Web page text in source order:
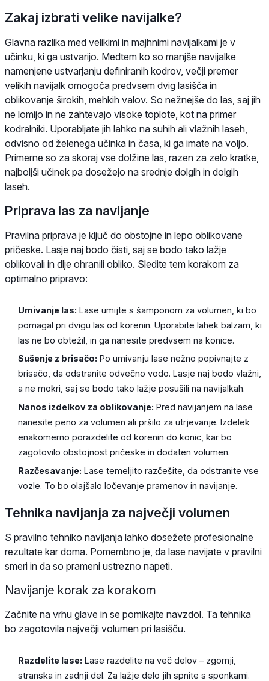
Zakaj izbrati velike navijalke?
Glavna razlika med velikimi in majhnimi navijalkami je v
učinku, ki ga ustvarijo. Medtem ko so manjše navijalke
namenjene ustvarjanju definiranih kodrov, večji premer
velikih navijalk omogoča predvsem dvig lasišča in
oblikovanje širokih, mehkih valov. So nežnejše do las, saj jih
ne lomijo in ne zahtevajo visoke toplote, kot na primer
kodralniki. Uporabljate jih lahko na suhih ali vlažnih laseh,
odvisno od želenega učinka in časa, ki ga imate na voljo.
Primerne so za skoraj vse dolžine las, razen za zelo kratke,
najboljši učinek pa dosežejo na srednje dolgih in dolgih
laseh.
Priprava las za navijanje
Pravilna priprava je ključ do obstojne in lepo oblikovane
pričeske. Lasje naj bodo čisti, saj se bodo tako lažje
oblikovali in dlje ohranili obliko. Sledite tem korakom za
optimalno pripravo:
Umivanje las: Lase umijte s šamponom za volumen, ki bo
pomagal pri dvigu las od korenin. Uporabite lahek balzam, ki
las ne bo obtežil, in ga nanesite predvsem na konice.
Sušenje z brisačo: Po umivanju lase nežno popivnajte z
brisačo, da odstranite odvečno vodo. Lasje naj bodo vlažni,
a ne mokri, saj se bodo tako lažje posušili na navijalkah.
Nanos izdelkov za oblikovanje: Pred navijanjem na lase
nanesite peno za volumen ali pršilo za utrjevanje. Izdelek
enakomerno porazdelite od korenin do konic, kar bo
zagotovilo obstojnost pričeske in dodaten volumen.
Razčesavanje: Lase temeljito razčešite, da odstranite vse
vozle. To bo olajšalo ločevanje pramenov in navijanje.
Tehnika navijanja za največji volumen
S pravilno tehniko navijanja lahko dosežete profesionalne
rezultate kar doma. Pomembno je, da lase navijate v pravilni
smeri in da so prameni ustrezno napeti.
Navijanje korak za korakom
Začnite na vrhu glave in se pomikajte navzdol. Ta tehnika
bo zagotovila največji volumen pri lasišču.
Razdelite lase: Lase razdelite na več delov – zgornji,
stranska in zadnji del. Za lažje delo jih spnite s sponkami.